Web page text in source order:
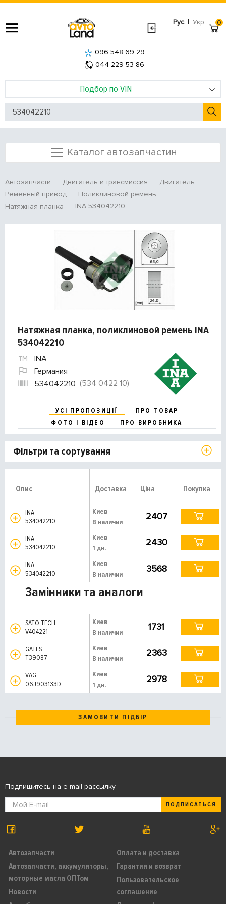
Рус | Укр
Подбор по VIN
096 548 69 29
044 229 53 86
0
Каталог автозапчастин
Автозапчасти Двигатель и трансмиссия
Двигатель
Ременный привод
Поликлиновой ремень
Натяжная планка
INA 534042210
Натяжная планка, поликлиновой ремень INA
534042210
INA
Германия
534042210 (534 0422 10)
УСІ ПРОПОЗИЦІЇ
ПРО ТОВАР
ФОТО І ВІДЕО
ПРО ВИРОБНИКА
Фільтри та сортування
Опис Доставка Ціна Покупка
INA
534042210
Киев
В наличии
2407
INA
534042210
Киев
1 дн.
2430
INA
534042210
Киев
В наличии
3568
Замінники та аналоги
SATO TECH
V404221
Киев
В наличии
1731
GATES
T39087
Киев
В наличии
2363
VAG
06J903133D
Киев
1 дн.
2978
ЗАМОВИТИ ПІДБІР
Автозапчасти
Автозапчасти, аккумуляторы,
моторные масла ОПТом
Новости
Оплата и доставка
Гарантия и возврат
Пользовательское
соглашение
Подпишитесь на e-mail рассылку
ПОДПИСАТЬСЯ